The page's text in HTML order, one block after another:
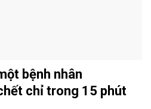
bệnh nhân
chỉ trong 15 phút